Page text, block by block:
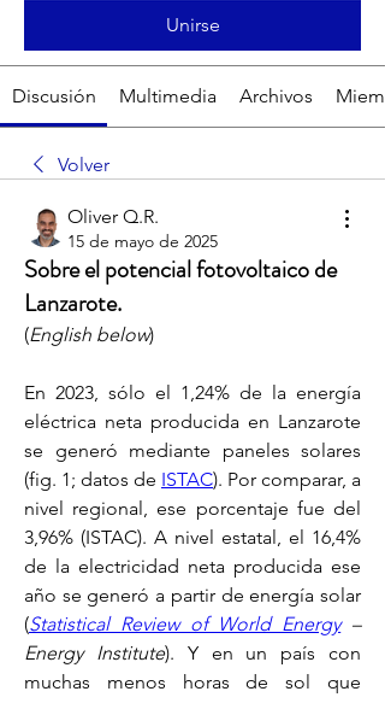
Unirse
Discusión Multimedia Archivos
Volver
Oliver Q.R.
15 de mayo de 2025
Sobre el potencial fotovoltaico de
Lanzarote.
(English below)
En 2023, sólo el 1,24% de la energía
eléctrica neta producida en Lanzarote
se generó mediante paneles solares
(fig. 1; datos de ISTAC). Por comparar, a
nivel regional, ese porcentaje fue del
3,96% (ISTAC). A nivel estatal, el 16,4%
de la electricidad neta producida ese
año se generó a partir de energía solar
(Statistical Review of World Energy –
Energy Institute). Y en un país con
muchas menos horas de sol que